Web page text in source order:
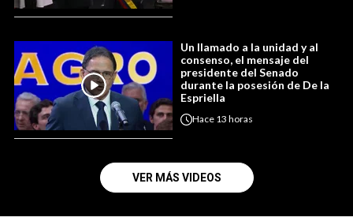
Un llamado a la unidad y al
consenso, el mensaje del
presidente del Senado
durante la posesión de De la
Espriella
Hace 13 horas
VER MÁS VIDEOS